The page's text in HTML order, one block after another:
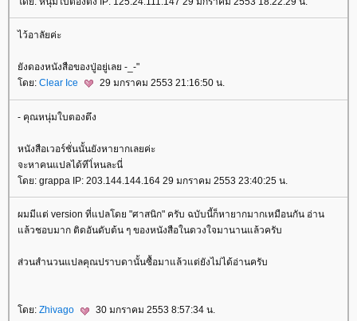
ไว้อาลัยค่ะ
ังดองหนังสือของปู่อยู่เลย -_-"
ดย: Clear Ice 29 มกราคม 2553 21:16:50 น.
- คุณหนุ่มใบตองตึง
หนังสือเวอร์ชั่นนั้นยังหายากเลยค่ะ
จะหาคนแปลได้ทีไ่หนละนี่
ดย: grappa IP: 203.144.144.164 29 มกราคม 2553 23:40:25 น.
ผมมีแต่ version ที่แปลโดย "ศาสนิก" ครับ ฉบับนี้ก็หายากมากเหมือนกัน อ่าน
ล้วชอบมาก ติดอันดับต้น ๆ ของหนังสือในดวงใจมานานแล้วครับ
ส่วนสำนวนแปลคุณปราบดานั้นซื้อมาแล้วแต่ยังไม่ได้อ่านครับ
ดย: Zhivago 30 มกราคม 2553 8:57:34 น.